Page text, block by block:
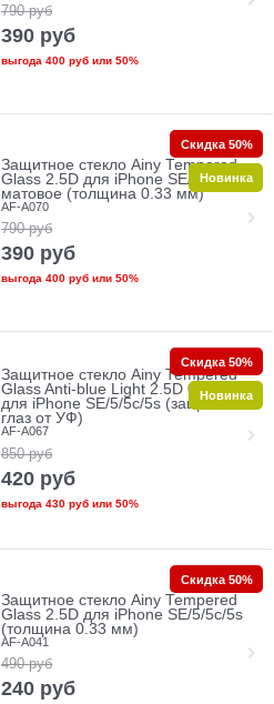
790 руб
390 руб
выгода 400 рубили 50%
Защитное стекло Ainy Tempered
Glass 2.5D для iPhone SE/5/5c/5s
матовое (толщина 0.33 мм)
AF-A070
790 руб
390 руб
выгода 400 рубили 50%
Скидка 50%
Новинка
Защитное стекло Ainy Tempered
Glass Anti-blue Light 2.5D 0.33mm
для iPhone SE/5/5c/5s (защита
глаз от УФ)
AF-A067
850 руб
420 руб
выгода 430 рубили 50%
Скидка 50%
Новинка
Защитное стекло Ainy Tempered
Glass 2.5D для iPhone SE/5/5c/5s
(толщина 0.33 мм)
AF-A041
490 руб
240 руб
Скидка 50%